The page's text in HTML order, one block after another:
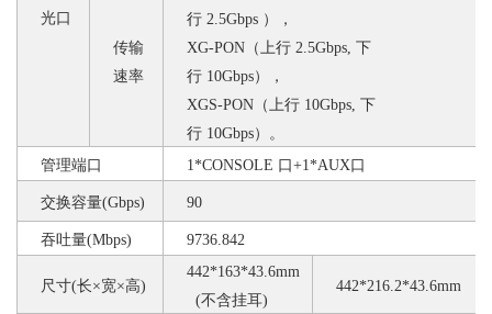
光口
传输
速率
行 2.5Gbps ），
XG-PON（上行 2.5Gbps, 下
行 10Gbps），
XGS-PON（上行 10Gbps, 下
行 10Gbps）。
管理端口
1*CONSOLE 口+1*AUX口
交换容量(Gbps) 90
吞吐量(Mbps) 9736.842
尺寸(长×宽×高)
442*163*43.6mm
(不含挂耳)
442*216.2*43.6mm